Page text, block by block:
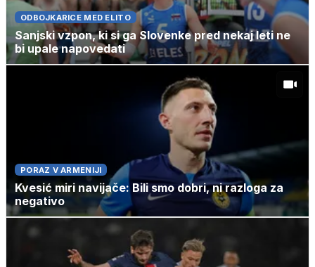
ODBOJKARICE MED ELITO
Sanjski vzpon, ki si ga Slovenke pred nekaj leti ne
bi upale napovedati
PORAZ V ARMENIJI
Kvesić miri navijače: Bili smo dobri, ni razloga za
negativo